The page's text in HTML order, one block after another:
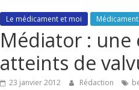
Le médicament et moi
Médiator : une
atteints de
23 janvier 2012 Rédaction